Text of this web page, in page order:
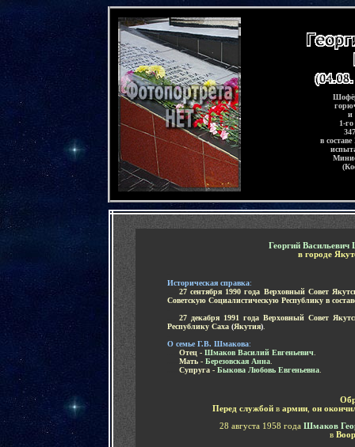
и
1-
в
Георгий
в городе
Историческая справка:
27 сентября 1990 года Верховный Совет
Советскую Социалистическую Республику в
27 декабря 1991 года Верховный Совет
Республику Саха (Якутия)
О семье Г.В. Шмакова:
Отец - Шмаков Василий Евгеньевич
Мать - Березовская Анна
Супруга - Быкова Любовь Евгеньевна
Перед службой в армии, он
28 августа 1958 года Шмаков
в